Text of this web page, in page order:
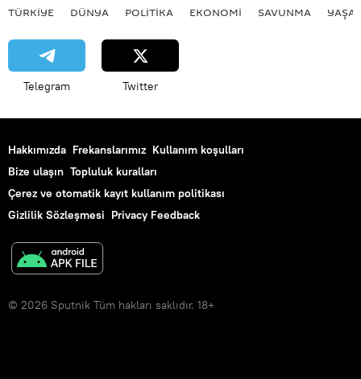
TÜRKIYE DÜNYA POLİTİKA EKONOMİ SAVUNMA
Telegram Twitter
Hakkımızda Frekanslarımız Kullanım koşulları
Bize ulaşın Topluluk kuralları
Çerez ve otomatik kayıt kullanım politikası
Gizlilik Sözleşmesi Privacy Feedback
© 2026 Sputnik Tüm hakları saklıdır. 18+